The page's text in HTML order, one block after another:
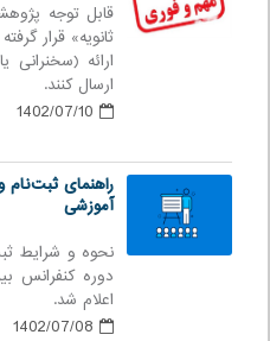
قابل توجه
ثانویه» قرار
ارسال کنند.
1402/07/10
راهنمای ثبت‌نام
آموزشی
نحوه و شرایط
دوره كنفرانس
اعلام شد.
1402/07/08